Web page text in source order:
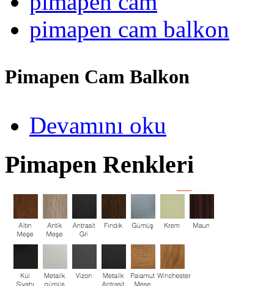
pimapen cam balkon
Pimapen Cam Balkon
Devamını oku
Pimapen Renkleri